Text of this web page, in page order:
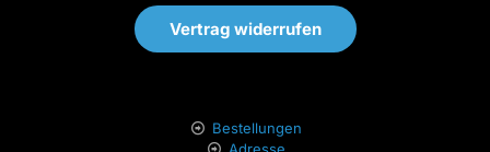
Vertrag widerrufen
Bestellungen
Adresse